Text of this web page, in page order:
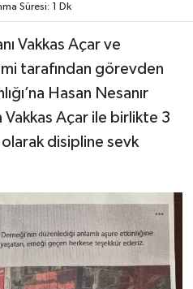
Süresi: 1 Dk
Vakkas Açar ve
tarafından görevden
Hasan Nesanır
Vakkas Açar ile birlikte 3
disipline sevk